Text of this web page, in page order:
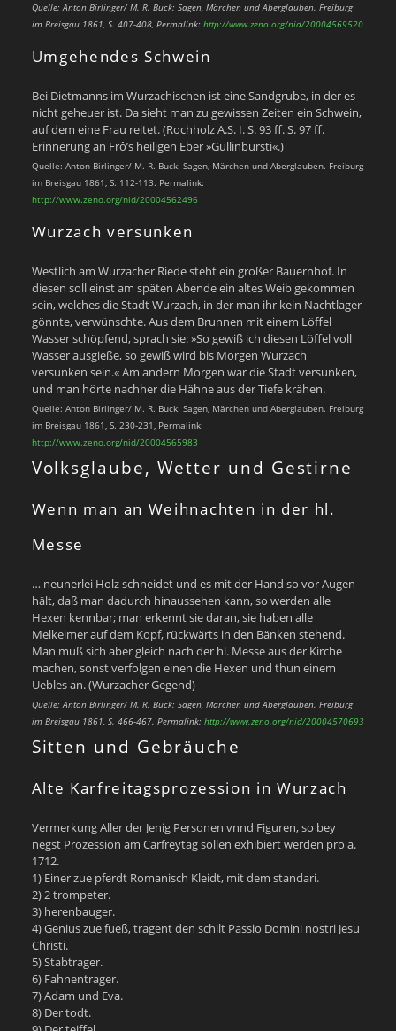
Quelle: Anton Birlinger/ M. R. Buck: Sagen, Märchen und Aberglauben. Freiburg
im Breisgau 1861, S. 407-408, Permalink: http://www.zeno.org/nid/20004569520
Umgehendes Schwein
Bei Dietmanns im Wurzachischen ist eine Sandgrube, in der es
nicht geheuer ist. Da sieht man zu gewissen Zeiten ein Schwein,
auf dem eine Frau reitet. (Rochholz A.S. I. S. 93 ff. S. 97 ff.
Erinnerung an Frô’s heiligen Eber »Gullinbursti«.)
Quelle: Anton Birlinger/ M. R. Buck: Sagen, Märchen und Aberglauben. Freiburg
im Breisgau 1861, S. 112-113. Permalink:
http://www.zeno.org/nid/20004562496
Wurzach versunken
Westlich am Wurzacher Riede steht ein großer Bauernhof. In
diesen soll einst am späten Abende ein altes Weib gekommen
sein, welches die Stadt Wurzach, in der man ihr kein Nachtlager
gönnte, verwünschte. Aus dem Brunnen mit einem Löffel
Wasser schöpfend, sprach sie: »So gewiß ich diesen Löffel voll
Wasser ausgieße, so gewiß wird bis Morgen Wurzach
versunken sein.« Am andern Morgen war die Stadt versunken,
und man hörte nachher die Hähne aus der Tiefe krähen.
Quelle: Anton Birlinger/ M. R. Buck: Sagen, Märchen und Aberglauben. Freiburg
im Breisgau 1861, S. 230-231, Permalink:
http://www.zeno.org/nid/20004565983
Volksglaube, Wetter und Gestirne
Wenn man an Weihnachten in der hl.
Messe
… neunerlei Holz schneidet und es mit der Hand so vor Augen
hält, daß man dadurch hinaussehen kann, so werden alle
Hexen kennbar; man erkennt sie daran, sie haben alle
Melkeimer auf dem Kopf, rückwärts in den Bänken stehend.
Man muß sich aber gleich nach der hl. Messe aus der Kirche
machen, sonst verfolgen einen die Hexen und thun einem
Uebles an. (Wurzacher Gegend)
Quelle: Anton Birlinger/ M. R. Buck: Sagen, Märchen und Aberglauben. Freiburg
im Breisgau 1861, S. 466-467. Permalink: http://www.zeno.org/nid/20004570693
Sitten und Gebräuche
Alte Karfreitagsprozession in Wurzach
Vermerkung Aller der Jenig Personen vnnd Figuren, so bey
negst Prozession am Carfreytag sollen exhibiert werden pro a.
1712.
1) Einer zue pferdt Romanisch Kleidt, mit dem standari.
2) 2 trompeter.
3) herenbauger.
4) Genius zue fueß, tragent den schilt Passio Domini nostri Jesu
Christi.
5) Stabtrager.
6) Fahnentrager.
7) Adam und Eva.
8) Der todt.